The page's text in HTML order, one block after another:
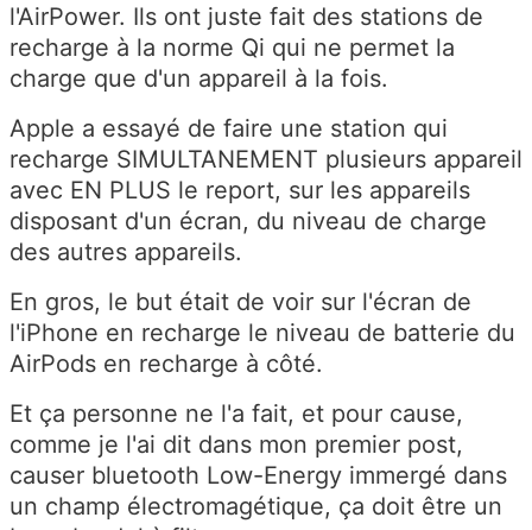
l'AirPower. Ils ont juste fait des stations de
recharge à la norme Qi qui ne permet la
charge que d'un appareil à la fois.
Apple a essayé de faire une station qui
recharge SIMULTANEMENT plusieurs appareil
avec EN PLUS le report, sur les appareils
disposant d'un écran, du niveau de charge
des autres appareils.
En gros, le but était de voir sur l'écran de
l'iPhone en recharge le niveau de batterie du
AirPods en recharge à côté.
Et ça personne ne l'a fait, et pour cause,
comme je l'ai dit dans mon premier post,
causer bluetooth Low-Energy immergé dans
un champ électromagétique, ça doit être un